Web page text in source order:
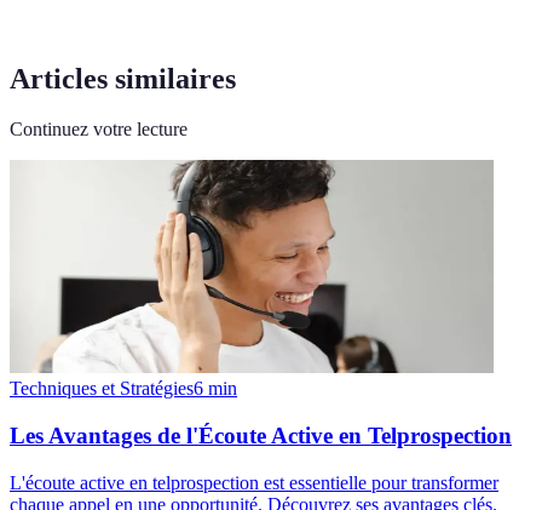
Articles similaires
Continuez votre lecture
Techniques et Stratégies6 min
Les Avantages de l'Écoute Active en Telprospection
L'écoute active en telprospection est essentielle pour transformer
chaque appel en une opportunité. Découvrez ses avantages clés.